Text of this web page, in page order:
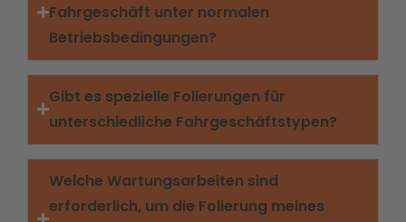
Fahrgeschäft unter normalen
Betriebsbedingungen?
Gibt es spezielle Folierungen für
unterschiedliche Fahrgeschäftstypen?
Welche Wartungsarbeiten sind
erforderlich, um die Folierung meines